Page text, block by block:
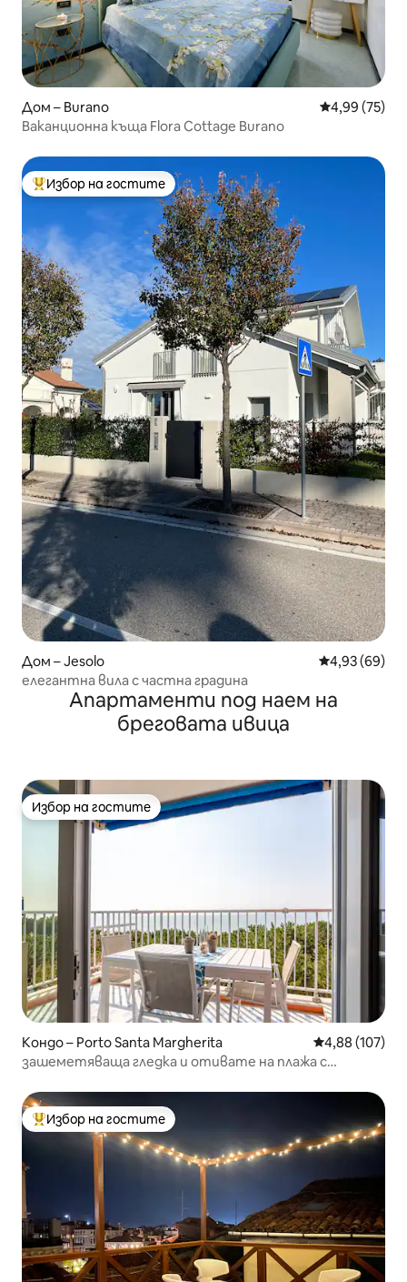
Дом – Burano Средна
4,99 (75)
Ваканционна къща Flora Cottage Burano
Най-популярен избор на гостите
Избор на гостите
Дом – Jesolo Средна
4,93 (69)
елегантна вила с частна градина
Апартаменти под наем на
бреговата ивица
Избор на гостите
Избор на гостите
Кондо – Porto Santa Margherita Средна
4,88 (107)
зашеметяваща гледка и отивате на плажа с
Най-популярен избор на гостите
Избор на гостите